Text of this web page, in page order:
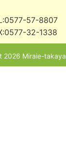
57-8807
32-1338
2026 Miraie-